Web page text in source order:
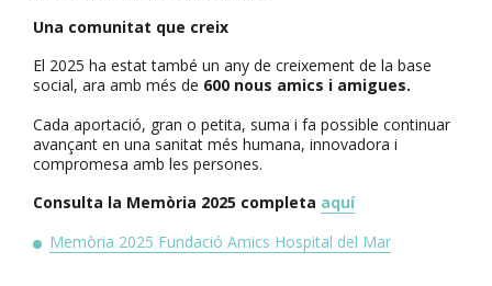
Una comunitat que creix
El 2025 ha estat també un any de creixement de la base
social, ara amb més de 600 nous amics i amigues.
Cada aportació, gran o petita, suma i fa possible continuar
avançant en una sanitat més humana, innovadora i
compromesa amb les persones.
Consulta la Memòria 2025 completa aquí
Memòria 2025 Fundació Amics Hospital del Mar